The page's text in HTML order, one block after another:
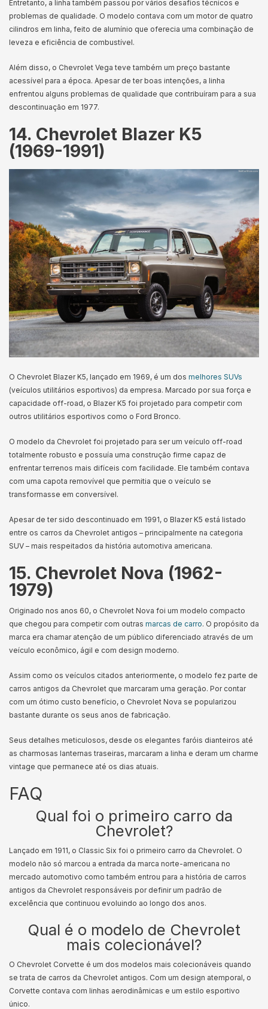
Entretanto, a linha também passou por vários desafios técnicos e
problemas de qualidade. O modelo contava com um motor de quatro
cilindros em linha, feito de alumínio que oferecia uma combinação de
leveza e eficiência de combustível.
Além disso, o Chevrolet Vega teve também um preço bastante
acessível para a época. Apesar de ter boas intenções, a linha
enfrentou alguns problemas de qualidade que contribuíram para a sua
descontinuação em 1977.
14. Chevrolet Blazer K5
(1969-1991)
O Chevrolet Blazer K5, lançado em 1969, é um dos melhores SUVs
(veículos utilitários esportivos) da empresa. Marcado por sua força e
capacidade off-road, o Blazer K5 foi projetado para competir com
outros utilitários esportivos como o Ford Bronco.
O modelo da Chevrolet foi projetado para ser um veículo off-road
totalmente robusto e possuía uma construção firme capaz de
enfrentar terrenos mais difíceis com facilidade. Ele também contava
com uma capota removível que permitia que o veículo se
transformasse em conversível.
Apesar de ter sido descontinuado em 1991, o Blazer K5 está listado
entre os carros da Chevrolet antigos – principalmente na categoria
SUV – mais respeitados da história automotiva americana.
15. Chevrolet Nova (1962-
1979)
Originado nos anos 60, o Chevrolet Nova foi um modelo compacto
que chegou para competir com outras marcas de carro. O propósito da
marca era chamar atenção de um público diferenciado através de um
veículo econômico, ágil e com design moderno.
Assim como os veículos citados anteriormente, o modelo fez parte de
carros antigos da Chevrolet que marcaram uma geração. Por contar
com um ótimo custo benefício, o Chevrolet Nova se popularizou
bastante durante os seus anos de fabricação.
Seus detalhes meticulosos, desde os elegantes faróis dianteiros até
as charmosas lanternas traseiras, marcaram a linha e deram um charme
vintage que permanece até os dias atuais.
FAQ
Qual foi o primeiro carro da
Chevrolet?
Lançado em 1911, o Classic Six foi o primeiro carro da Chevrolet. O
modelo não só marcou a entrada da marca norte-americana no
mercado automotivo como também entrou para a história de carros
antigos da Chevrolet responsáveis por definir um padrão de
excelência que continuou evoluindo ao longo dos anos.
Qual é o modelo de Chevrolet
mais colecionável?
O Chevrolet Corvette é um dos modelos mais colecionáveis quando
se trata de carros da Chevrolet antigos. Com um design atemporal, o
Corvette contava com linhas aerodinâmicas e um estilo esportivo
único.